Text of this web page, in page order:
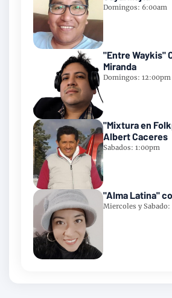
Domingos: 6:00am
"Entre Waykis"
Miranda
Domingos: 12:00pm
"Mixtura en
Albert Caceres
Sabados: 1:00pm
"Alma Latina"
Miercoles y